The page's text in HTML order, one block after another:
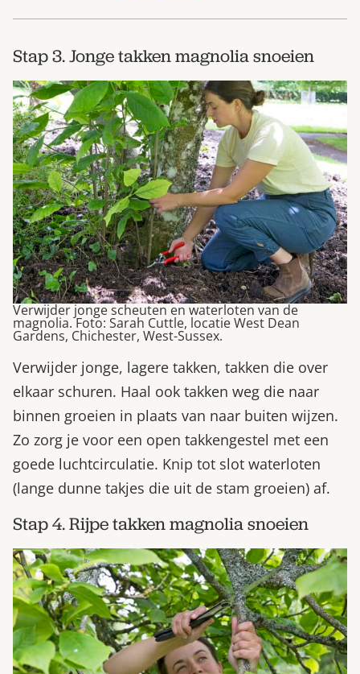
Stap 3. Jonge takken magnolia snoeien
Verwijder jonge scheuten en waterloten van de
magnolia. Foto: Sarah Cuttle, locatie West Dean
Gardens, Chichester, West-Sussex.
Verwijder jonge, lagere takken, takken die over
elkaar schuren. Haal ook takken weg die naar
binnen groeien in plaats van naar buiten wijzen.
Zo zorg je voor een open takkengestel met een
goede luchtcirculatie. Knip tot slot waterloten
(lange dunne takjes die uit de stam groeien) af.
Stap 4. Rijpe takken magnolia snoeien